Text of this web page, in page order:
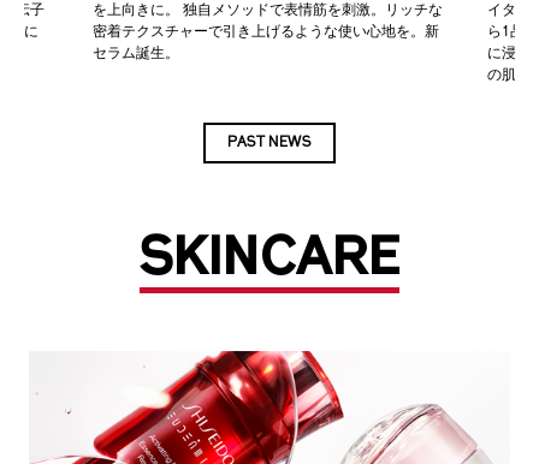
伝子
かに
を上向きに。 独自メソッドで表情筋を刺激。リッチな
密着テクスチャーで引き上げるような使い心地を。新
セラム誕生。
イタル
ら1品
に浸透
の肌で
PAST NEWS
SKINCARE